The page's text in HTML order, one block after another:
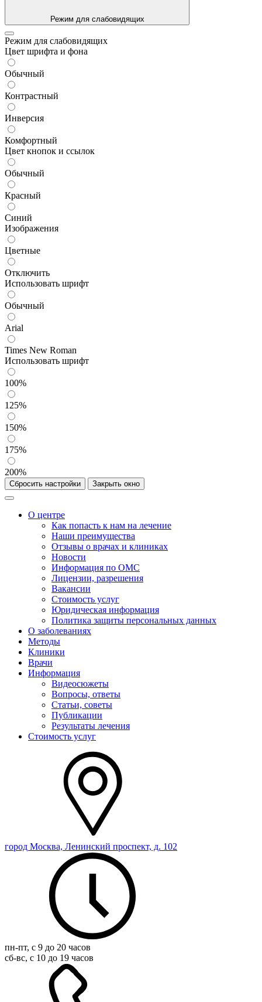
Режим для слабовидящих
Режим для слабовидящих
Цвет шрифта и фона
Обычный
Контрастный
Инверсия
Комфортный
Цвет кнопок и ссылок
Обычный
Красный
Синий
Изображения
Цветные
Отключить
Использовать шрифт
Обычный
Arial
Times New Roman
Использовать шрифт
100%
125%
150%
175%
200%
Сбросить настройки Закрыть окно
О центре
Как попасть к нам на лечение
Наши преимущества
Отзывы о врачах и клиниках
Новости
Информация по ОМС
Лицензии, разрешения
Вакансии
Стоимость услуг
Юридическая информация
Политика защиты персональных данных
О заболеваниях
Методы
Клиники
Врачи
Информация
Видеосюжеты
Вопросы, ответы
Статьи, советы
Публикации
Результаты лечения
Стоимость услуг
город Москва, Ленинский проспект, д. 102
пн-пт, с 9 до 20 часов
сб-вс, с 10 до 19 часов